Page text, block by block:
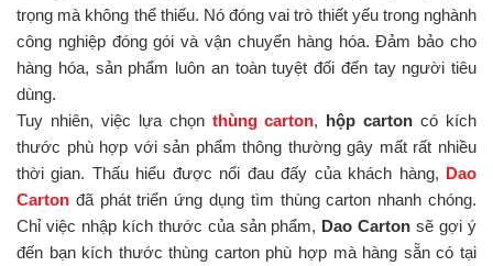
trọng mà không thể thiếu. Nó đóng vai trò thiết yếu trong nghành
công nghiệp đóng gói và vận chuyển hàng hóa. Đảm bảo cho
hàng hóa, sản phẩm luôn an toàn tuyệt đối đến tay người tiêu
dùng.
Tuy nhiên, việc lựa chọn thùng carton, hộp carton có kích
thước phù hợp với sản phẩm thông thường gây mất rất nhiều
thời gian. Thấu hiểu được nổi đau đấy của khách hàng, Dao
Carton đã phát triển ứng dụng tìm thùng carton nhanh chóng.
Chỉ việc nhập kích thước của sản phẩm, Dao Carton sẽ gợi ý
đến bạn kích thước thùng carton phù hợp mà hàng sẵn có tại